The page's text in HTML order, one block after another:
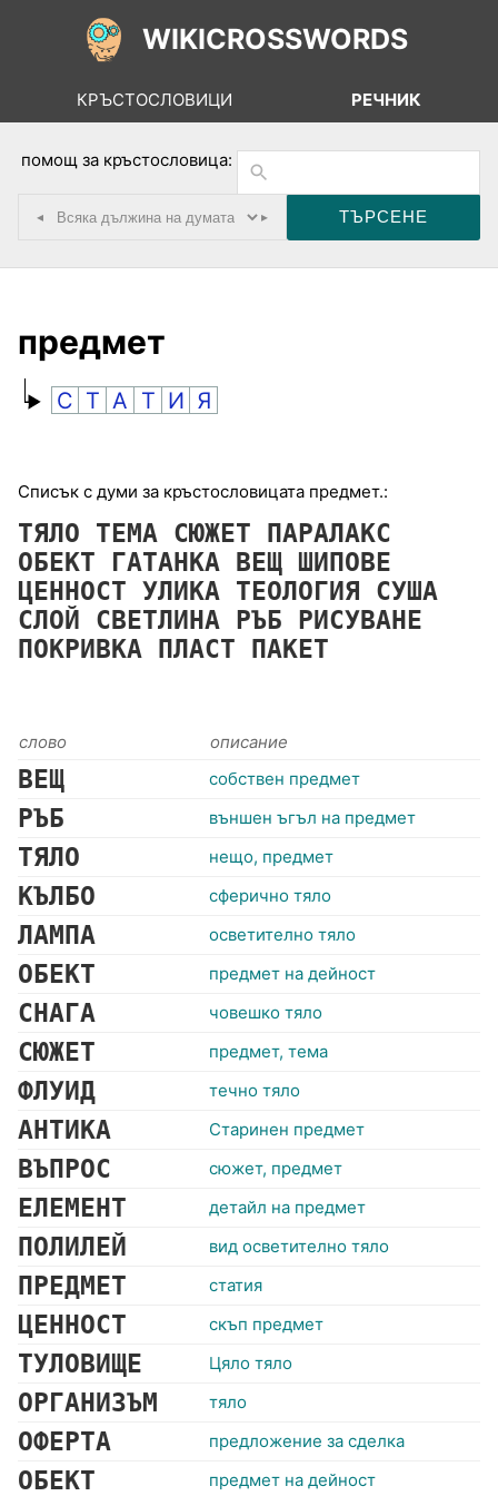
WIKICROSSWORDS
КРЪСТОСЛОВИЦИ РЕЧНИК
помощ за кръстословица:
◂ ▸
предмет
С Т А Т И Я
Списък с думи за кръстословицата предмет.:
ТЯЛО ТЕМА СЮЖЕТ ПАРАЛАКС
ОБЕКТ ГАТАНКА ВЕЩ ШИПОВЕ
ЦЕННОСТ УЛИКА ТЕОЛОГИЯ СУША
СЛОЙ СВЕТЛИНА РЪБ РИСУВАНЕ
ПОКРИВКА ПЛАСТ ПАКЕТ
слово описание
ВЕЩ собствен предмет
РЪБ външен ъгъл на предмет
ТЯЛО нещо, предмет
КЪЛБО сферично тяло
ЛАМПА осветително тяло
ОБЕКТ предмет на дейност
СНАГА човешко тяло
СЮЖЕТ предмет, тема
ФЛУИД течно тяло
АНТИКА Старинен предмет
ВЪПРОС сюжет, предмет
ЕЛЕМЕНТ детайл на предмет
ПОЛИЛЕЙ вид осветително тяло
ПРЕДМЕТ статия
ЦЕННОСТ скъп предмет
ТУЛОВИЩЕ Цяло тяло
ОРГАНИЗЪМ тяло
ОФЕРТА предложение за сделка
ОБЕКТ предмет на дейност